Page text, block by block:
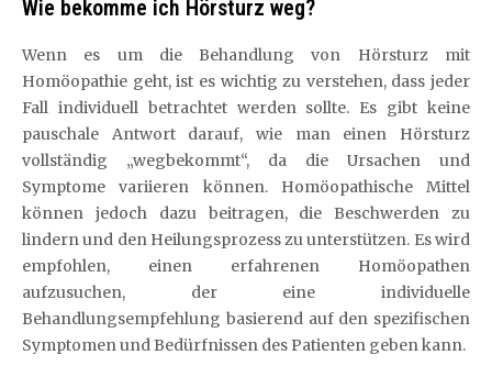
Wie bekomme ich Hörsturz weg?
Wenn es um die Behandlung von Hörsturz mit
Homöopathie geht, ist es wichtig zu verstehen, dass jeder
Fall individuell betrachtet werden sollte. Es gibt keine
pauschale Antwort darauf, wie man einen Hörsturz
vollständig „wegbekommt“, da die Ursachen und
Symptome variieren können. Homöopathische Mittel
können jedoch dazu beitragen, die Beschwerden zu
lindern und den Heilungsprozess zu unterstützen. Es wird
empfohlen, einen erfahrenen Homöopathen
aufzusuchen, der eine individuelle
Behandlungsempfehlung basierend auf den spezifischen
Symptomen und Bedürfnissen des Patienten geben kann.